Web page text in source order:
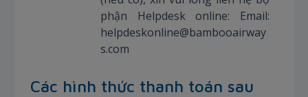
phận Helpdesk online: Email:
helpdeskonline@bambooairway
s.com
Các hình thức thanh toán sau